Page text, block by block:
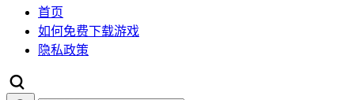
首页
如何免费下载游戏
隐私政策